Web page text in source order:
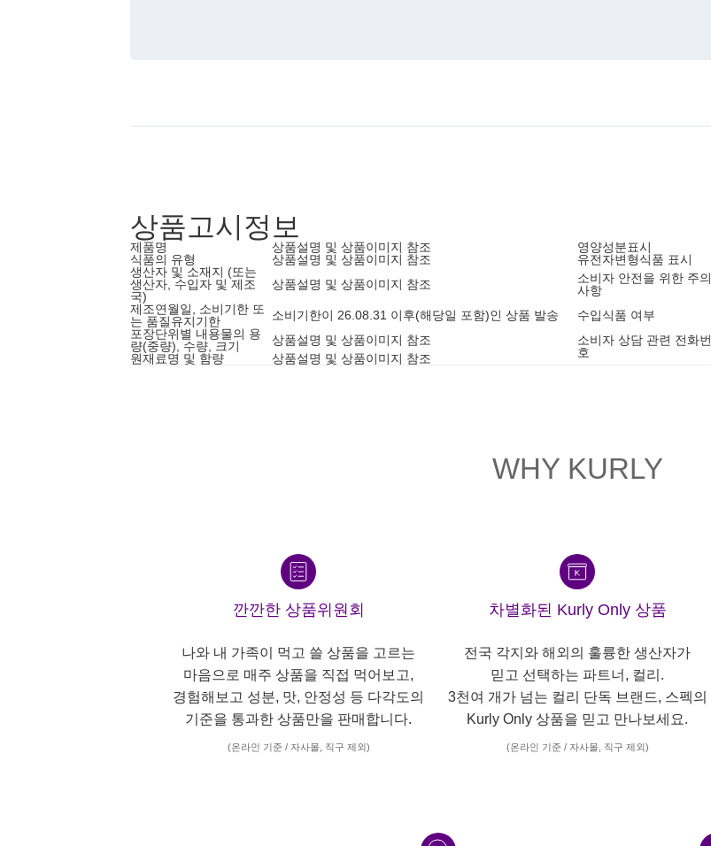
상품고시정보
제품명 상품설명 및 상품이미지 참조 영양성분표시
식품의 유형
상품설명 및 상품이미지 참조 유전자변형식품 표시
생산자 및 소재지 (또는
생산자, 수입자 및 제조
국)
상품설명 및 상품이미지 참조
소비자 안전을 위한 주의
사항
제조연월일, 소비기한 또
는 품질유지기한
소비기한이 26.08.31 이후(해당일 포함)인 상품 발송 수입식품 여부
포장단위별 내용물의 용
량(중량), 수량, 크기
상품설명 및 상품이미지 참조
소비자 상담 관련 전화번
호
원재료명 및 함량
상품설명 및 상품이미지 참조
WHY KURLY
깐깐한 상품위원회
나와 내 가족이 먹고 쓸 상품을 고르는
마음으로 매주 상품을 직접 먹어보고,
경험해보고 성분, 맛, 안정성 등 다각도의
기준을 통과한 상품만을 판매합니다.
(온라인 기준 / 자사몰, 직구 제외)
차별화된 Kurly Only 상품
전국 각지와 해외의 훌륭한 생산자가
믿고 선택하는 파트너, 컬리.
3천여 개가 넘는 컬리 단독 브랜드, 스펙의
Kurly Only 상품을 믿고 만나보세요.
(온라인 기준 / 자사몰, 직구 제외)